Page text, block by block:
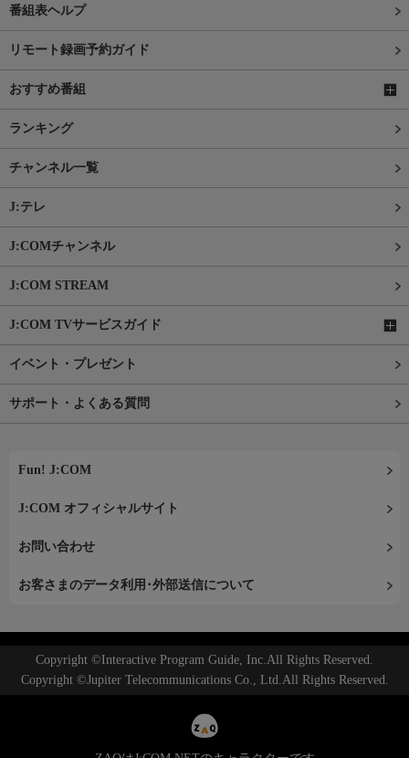
番組表ヘルプ
リモート録画予約ガイド
おすすめ番組
ランキング
チャンネル一覧
J:テレ
J:COMチャンネル
J:COM STREAM
J:COM TVサービスガイド
イベント・プレゼント
サポート・よくある質問
Fun! J:COM
J:COM オフィシャルサイト
お問い合わせ
お客さまのデータ利用･外部送信について
Copyright ©Interactive Program Guide, Inc.All Rights Reserved.
Copyright ©Jupiter Telecommunications Co., Ltd.All Rights Reserved.